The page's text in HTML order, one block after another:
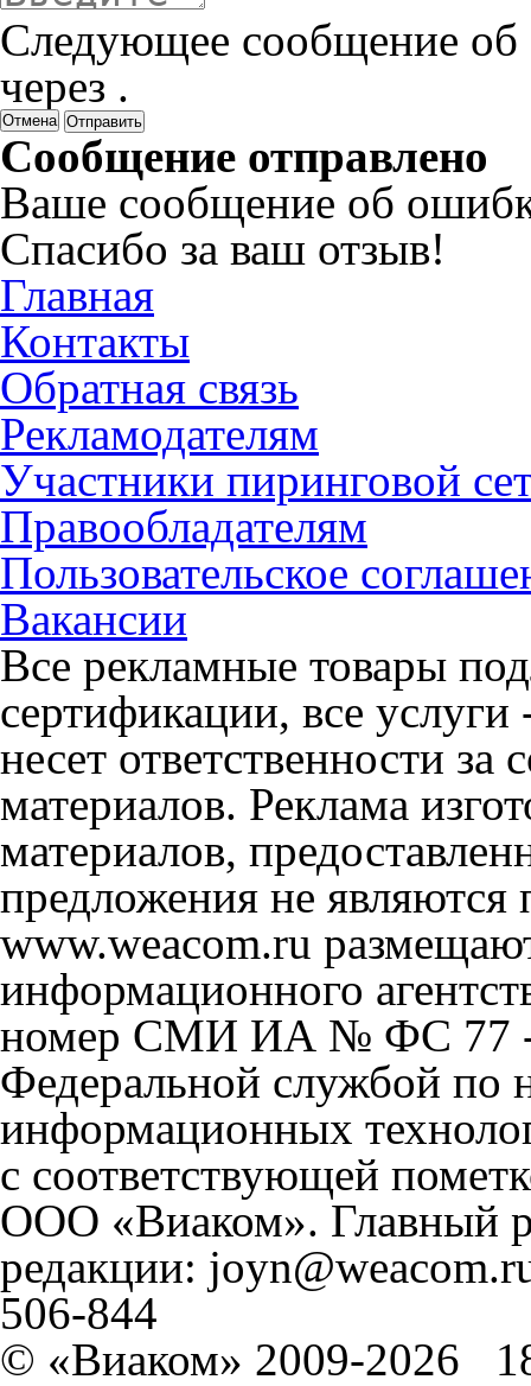
Следующее сообщение об
через .
Отмена
Сообщение отправлено
Ваше сообщение об
Спасибо за ваш отзыв!
Главная
Контакты
Обратная связь
Рекламодателям
Участники пиринговой
Правообладателям
Пользовательское
Вакансии
Все рекламные товары
сертификации, все
несет ответственности
материалов. Реклама
материалов,
предложения не
www.weacom.ru
информационного
номер СМИ ИА № ФС 77 -
Федеральной службой по
информационных
с соответствующей
ООО «Виаком». Главный
редакции:
506-844
© «Виаком» 2009-2026